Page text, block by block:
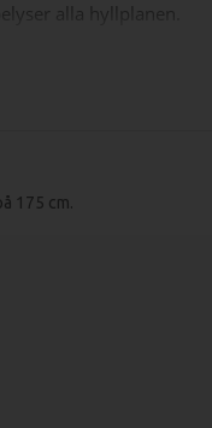
alla hyllplanen.
175 cm.